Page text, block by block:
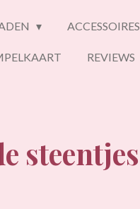
ACCESSOIRES
REVIEWS
steentjes